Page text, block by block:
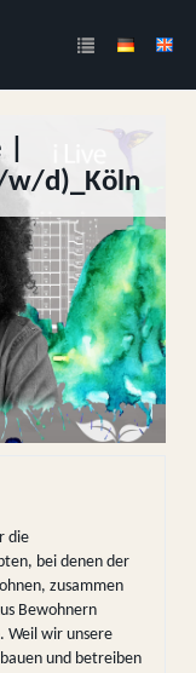
w/d)_Köln
die
bei denen der
zusammen
Bewohnern
Weil wir unsere
und betreiben